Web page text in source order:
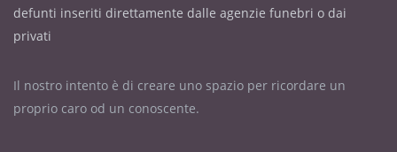
defunti inseriti direttamente dalle agenzie funebri o dai
privati
Il nostro intento è di creare uno spazio per ricordare un
proprio caro od un conoscente.